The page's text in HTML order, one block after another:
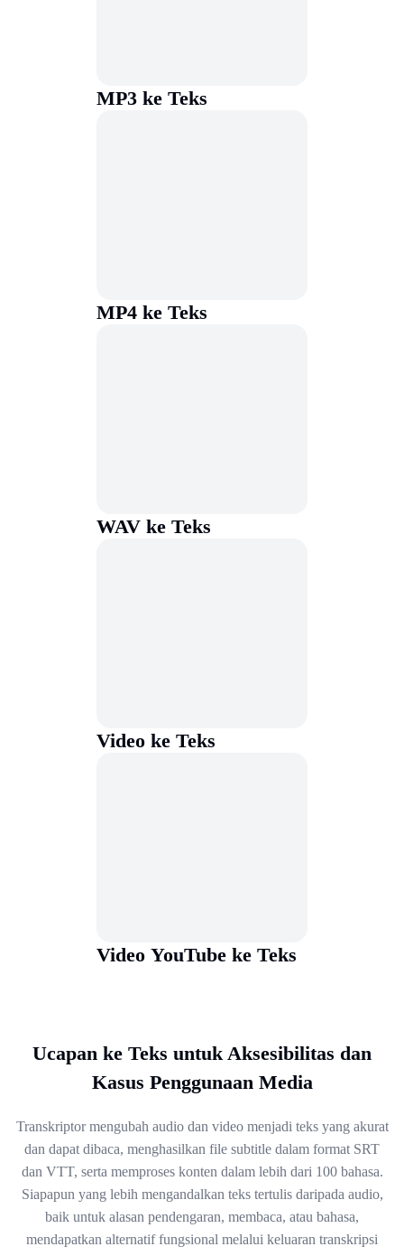
MP3 ke Teks
MP4 ke Teks
WAV ke Teks
Video ke Teks
Video YouTube ke Teks
Ucapan ke Teks untuk Aksesibilitas dan
Kasus Penggunaan Media
Transkriptor mengubah audio dan video menjadi teks yang akurat
dan dapat dibaca, menghasilkan file subtitle dalam format SRT
dan VTT, serta memproses konten dalam lebih dari 100 bahasa.
Siapapun yang lebih mengandalkan teks tertulis daripada audio,
baik untuk alasan pendengaran, membaca, atau bahasa,
mendapatkan alternatif fungsional melalui keluaran transkripsi